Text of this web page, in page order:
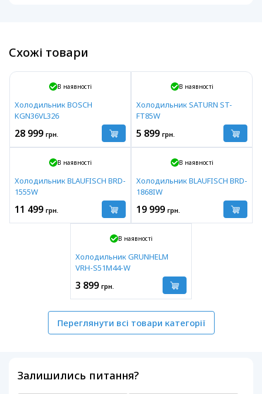
Схожі товари
В наявності
Холодильник BOSCH
KGN36VL326
28 999 грн.
В наявності
Холодильник SATURN ST-
FT85W
5 899 грн.
В наявності
Холодильник BLAUFISCH BRD-
1555W
11 499 грн.
В наявності
Холодильник BLAUFISCH BRD-
1868IW
19 999 грн.
В наявності
Холодильник GRUNHELM
VRH-S51M44-W
3 899 грн.
Переглянути всі товари категорії
Залишились питання?